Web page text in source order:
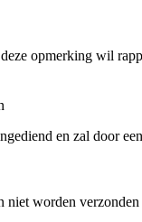
opmerking wil
en zal door
niet worden verzonden